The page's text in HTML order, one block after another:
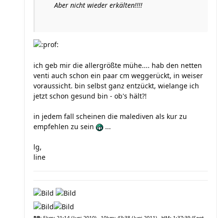
Aber nicht wieder erkälten!!!!
ich geb mir die allergrößte mühe.... hab den netten
venti auch schon ein paar cm weggerückt, in weiser
voraussicht. bin selbst ganz entzückt, wielange ich
jetzt schon gesund bin - ob's hält?!
in jedem fall scheinen die malediven als kur zu
empfehlen zu sein
...
lg,
line